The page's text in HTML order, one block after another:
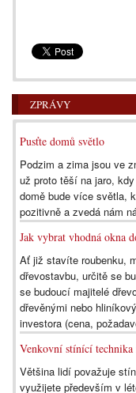
ZPRÁVY
Pusťte domů světlo
Podzim a zima jsou ve
už proto těší na jaro,
domě bude více světla,
pozitivně a zvedá nám
Jak vybrat vhodná okna
Ať již stavíte roubenku,
dřevostavbu, určitě se
se budoucí majitelé
dřevěnými nebo
investora (cena,
Venkovní stínící
Většina lidí považuje
využijete především v